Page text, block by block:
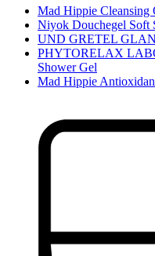
Mad Hippie Cleansing
Niyok Douchegel Soft
UND GRETEL
PHYTORELAX
Shower Gel
Mad Hippie